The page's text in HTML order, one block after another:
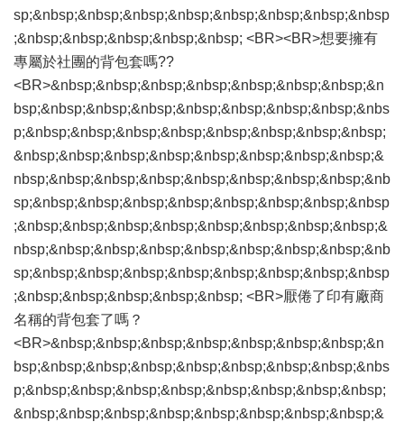
sp;&nbsp;&nbsp;&nbsp;&nbsp;&nbsp;&nbsp;&nbsp;&nbsp
;&nbsp;&nbsp;&nbsp;&nbsp;&nbsp; <BR><BR>想要擁有
專屬於社團的背包套嗎??
<BR>&nbsp;&nbsp;&nbsp;&nbsp;&nbsp;&nbsp;&nbsp;&n
bsp;&nbsp;&nbsp;&nbsp;&nbsp;&nbsp;&nbsp;&nbsp;&nbs
p;&nbsp;&nbsp;&nbsp;&nbsp;&nbsp;&nbsp;&nbsp;&nbsp;
&nbsp;&nbsp;&nbsp;&nbsp;&nbsp;&nbsp;&nbsp;&nbsp;&
nbsp;&nbsp;&nbsp;&nbsp;&nbsp;&nbsp;&nbsp;&nbsp;&nb
sp;&nbsp;&nbsp;&nbsp;&nbsp;&nbsp;&nbsp;&nbsp;&nbsp
;&nbsp;&nbsp;&nbsp;&nbsp;&nbsp;&nbsp;&nbsp;&nbsp;&
nbsp;&nbsp;&nbsp;&nbsp;&nbsp;&nbsp;&nbsp;&nbsp;&nb
sp;&nbsp;&nbsp;&nbsp;&nbsp;&nbsp;&nbsp;&nbsp;&nbsp
;&nbsp;&nbsp;&nbsp;&nbsp;&nbsp; <BR>厭倦了印有廠商
名稱的背包套了嗎？
<BR>&nbsp;&nbsp;&nbsp;&nbsp;&nbsp;&nbsp;&nbsp;&n
bsp;&nbsp;&nbsp;&nbsp;&nbsp;&nbsp;&nbsp;&nbsp;&nbs
p;&nbsp;&nbsp;&nbsp;&nbsp;&nbsp;&nbsp;&nbsp;&nbsp;
&nbsp;&nbsp;&nbsp;&nbsp;&nbsp;&nbsp;&nbsp;&nbsp;&